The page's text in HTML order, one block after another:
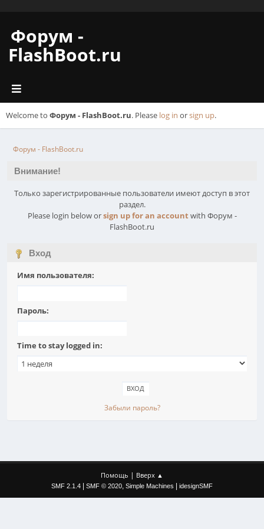
Форум -
FlashBoot.ru
Welcome to Форум - FlashBoot.ru. Please log in orsign up.
Форум - FlashBoot.ru
Внимание!
Только зарегистрированные пользователи имеют доступ в этот
раздел.
Please login below orsign up for an accountwith Форум -
FlashBoot.ru
Вход
Имя пользователя:
Пароль:
Time to stay logged in:
Забыли пароль?
Помощь | Вверх ▲
SMF 2.1.4 SMF © 2020, Simple Machines idesignSMF